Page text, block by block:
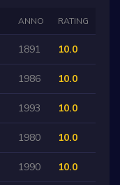
ANNO RATING
1891 10.0
1986 10.0
1993 10.0
1980 10.0
1990 10.0